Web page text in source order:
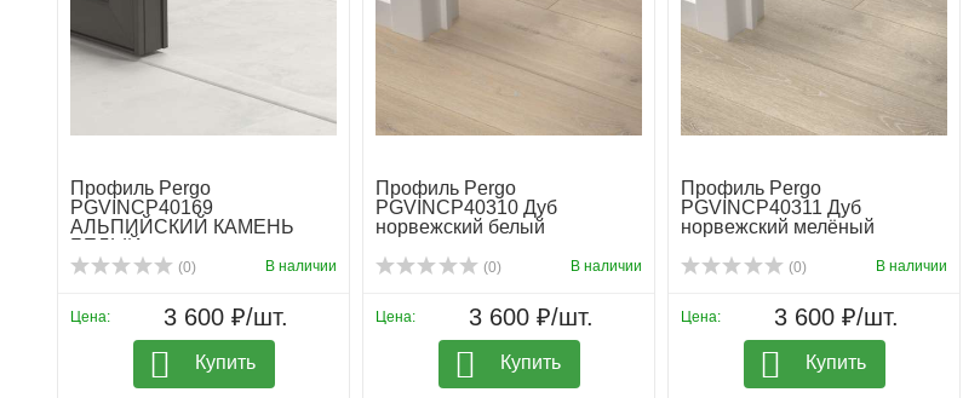
Профиль Pergo
PGVINCP40169
АЛЬПИЙСКИЙ КАМЕНЬ
БЕЛЫЙ
(0) В наличии
Цена: 3 600 ₽/шт.
Купить
Профиль Pergo
PGVINCP40310 Дуб
норвежский белый
(0) В наличии
Цена: 3 600 ₽/шт.
Купить
Профиль Pergo
PGVINCP40311 Дуб
норвежский мелёный
(0) В наличии
Цена: 3 600 ₽/шт.
Купить